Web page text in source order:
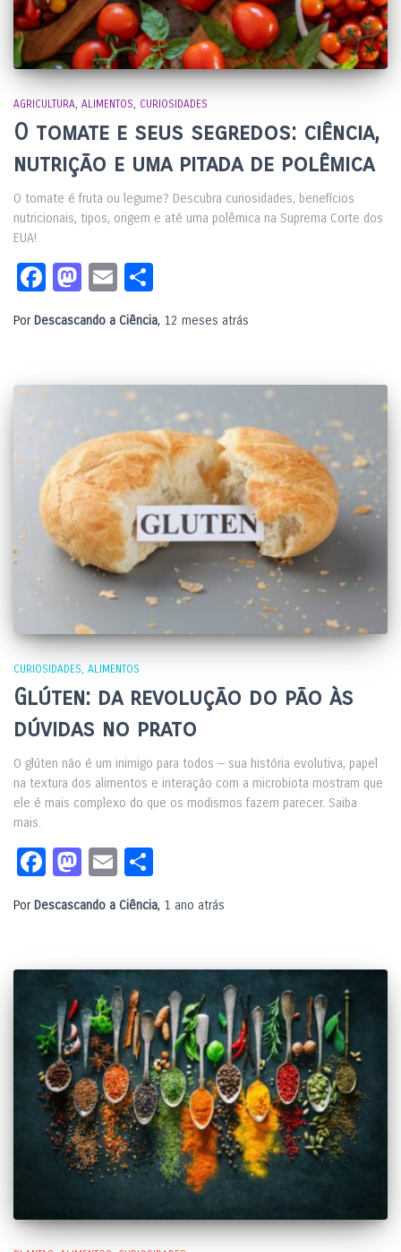
AGRICULTURA ALIMENTOS CURIOSIDADES
O tomate e seus segredos: ciência,
nutrição e uma pitada de polêmica
O tomate é fruta ou legume? Descubra curiosidades, benefícios
nutricionais, tipos, origem e até uma polêmica na Suprema Corte dos
EUA!
Facebook
Mastodon
Email
Por Descascando a Ciência, 12 meses atrás
CURIOSIDADES ALIMENTOS
Glúten: da revolução do pão às
dúvidas no prato
O glúten não é um inimigo para todos — sua história evolutiva, papel
na textura dos alimentos e interação com a microbiota mostram que
ele é mais complexo do que os modismos fazem parecer. Saiba
mais.
Facebook
Mastodon
Email
Por Descascando a Ciência, 1 ano atrás